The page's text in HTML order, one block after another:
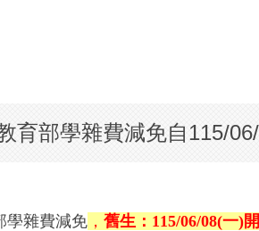
育部學雜費減免自115/
學雜費減免 ， 舊生：115/06/08(一)